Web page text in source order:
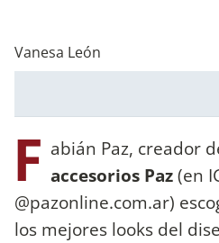
Vanesa León
F abián Paz, creador
accesorios Paz(en
@pazonline.com.ar)
los mejores looks del